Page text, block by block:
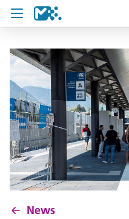
Suche
Meine Fahrt
Tickets
U19 Pass
News
Projekte
News